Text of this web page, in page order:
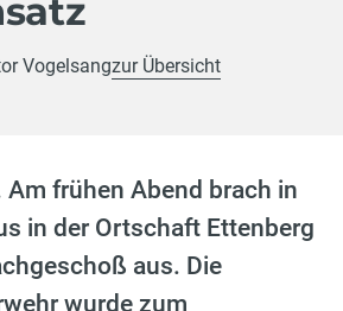
Vogelsangzur Übersicht
Am frühen Abend brach in
in der Ortschaft Ettenberg
aus. Die
wurde zum